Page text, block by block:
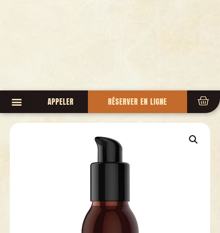
APPELER RÉSERVER EN LIGNE